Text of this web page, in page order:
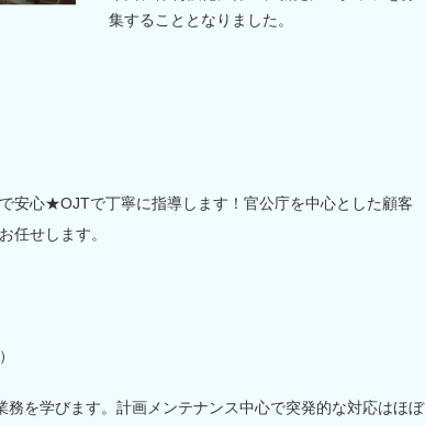
集することとなりました。
安心★OJTで丁寧に指導します！官公庁を中心とした顧客
任せします。
を学びます。計画メンテナンス中心で突発的な対応はほぼ